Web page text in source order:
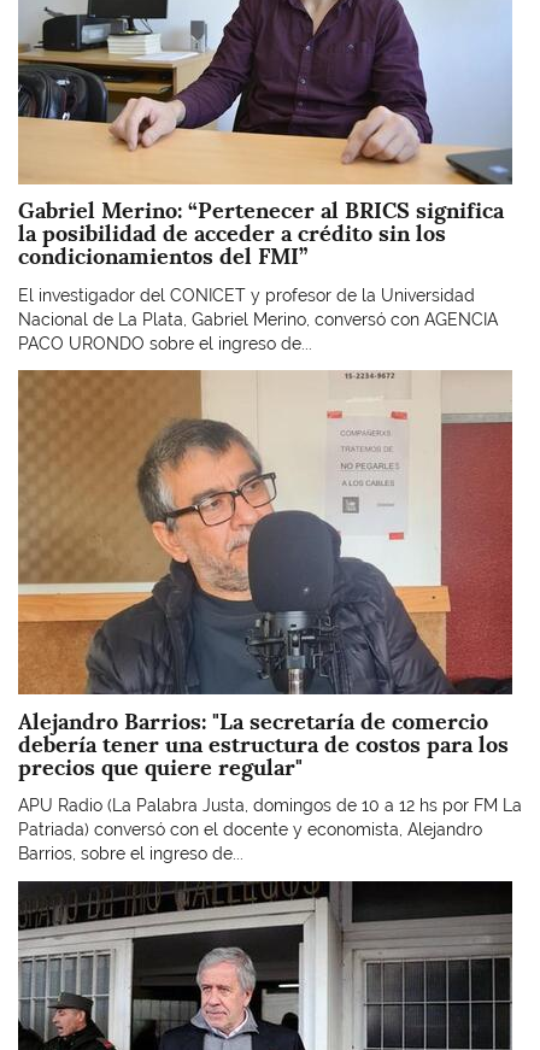
Gabriel Merino: “Pertenecer al BRICS significa
la posibilidad de acceder a crédito sin los
condicionamientos del FMI”
El investigador del CONICET y profesor de la Universidad
Nacional de La Plata, Gabriel Merino, conversó con AGENCIA
PACO URONDO sobre el ingreso de...
Alejandro Barrios: "La secretaría de comercio
debería tener una estructura de costos para los
precios que quiere regular"
APU Radio (La Palabra Justa, domingos de 10 a 12 hs por FM La
Patriada) conversó con el docente y economista, Alejandro
Barrios, sobre el ingreso de...